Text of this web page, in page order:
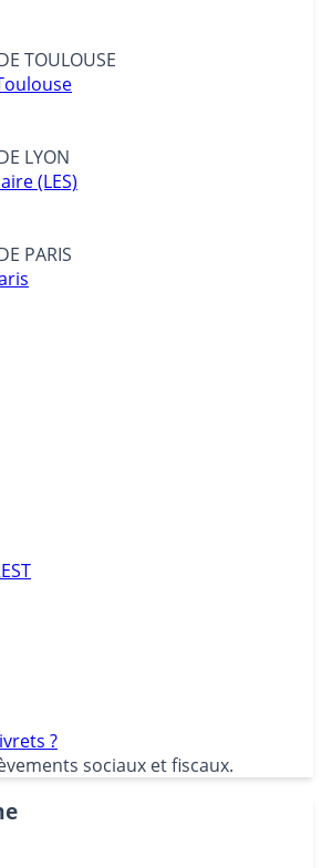
TOULOUSE
LYON
(LES)
PARIS
?
sociaux et fiscaux.